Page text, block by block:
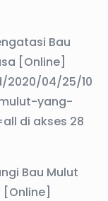
Bau
[Online]
04/25/10
yang-
di akses 28
Bau Mulut
[Online]